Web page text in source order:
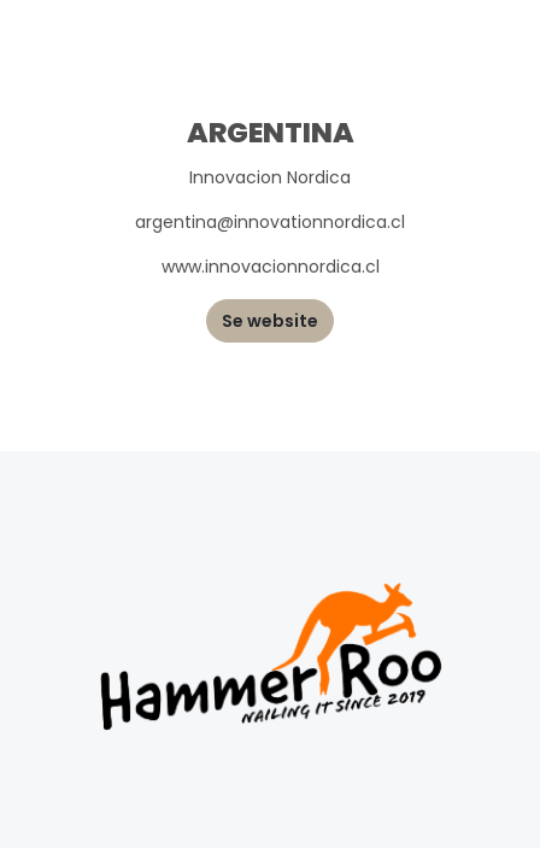
ARGENTINA
Innovacion Nordica
argentina@innovationnordica.cl
www.innovacionnordica.cl
Se website